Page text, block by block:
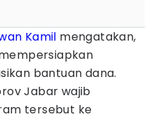
Kamil mengatakan,
bantuan dana.
Jabar wajib
tersebut ke